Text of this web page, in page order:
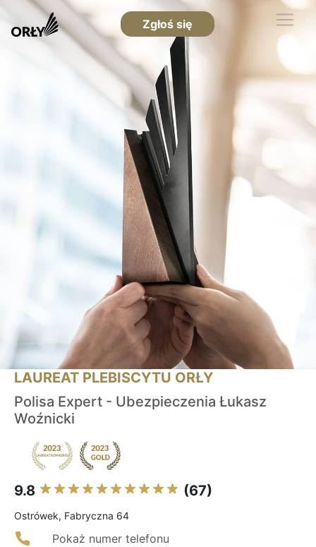
Zgłoś się
LAUREAT PLEBISCYTU ORŁY
Polisa Expert - Ubezpieczenia Łukasz
Woźnicki
9.8 (67)
Ostrówek, Fabryczna 64
Pokaż numer telefonu